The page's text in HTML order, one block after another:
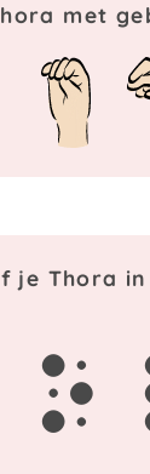
met
je Thora
o